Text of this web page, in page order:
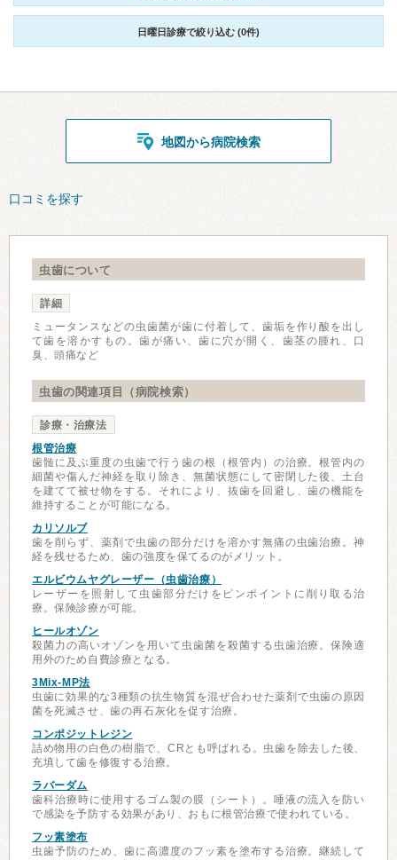
日曜日診療で絞り込む (0件)
地図から病院検索
口コミを探す
虫歯について
詳細
ミュータンスなどの虫歯菌が歯に付着して、歯垢を作り酸を出し
て歯を溶かすもの。歯が痛い、歯に穴が開く、歯茎の腫れ、口
臭、頭痛など
虫歯の関連項目（病院検索）
診療・治療法
根管治療
歯髄に及ぶ重度の虫歯で行う歯の根（根管内）の治療。根管内の
細菌や傷んだ神経を取り除き、無菌状態にして密閉した後、土台
を建てて被せ物をする。それにより、抜歯を回避し、歯の機能を
維持することが可能になる。
カリソルブ
歯を削らず、薬剤で虫歯の部分だけを溶かす無痛の虫歯治療。神
経を残せるため、歯の強度を保てるのがメリット。
エルビウムヤグレーザー（虫歯治療）
レーザーを照射して虫歯部分だけをピンポイントに削り取る治
療。保険診療が可能。
ヒールオゾン
殺菌力の高いオゾンを用いて虫歯菌を殺菌する虫歯治療。保険適
用外のため自費診療となる。
3Mix-MP法
虫歯に効果的な3種類の抗生物質を混ぜ合わせた薬剤で虫歯の原因
菌を死滅させ、歯の再石灰化を促す治療。
コンポジットレジン
詰め物用の白色の樹脂で、CRとも呼ばれる。虫歯を除去した後、
充填して歯を修復する治療。
ラバーダム
歯科治療時に使用するゴム製の膜（シート）。唾液の流入を防い
で感染を予防する効果があり、おもに根管治療で使われている。
フッ素塗布
虫歯予防のため、歯に高濃度のフッ素を塗布する治療。継続して